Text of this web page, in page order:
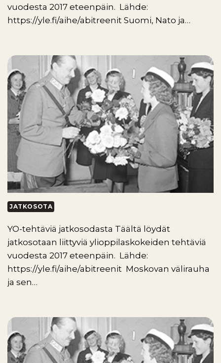
vuodesta 2017 eteenpäin. Lähde:
https://yle.fi/aihe/abitreenit Suomi, Nato ja…
JATKOSOTA
YO-tehtäviä jatkosodasta Täältä löydät
jatkosotaan liittyviä ylioppilaskokeiden tehtäviä
vuodesta 2017 eteenpäin. Lähde:
https://yle.fi/aihe/abitreenit Moskovan välirauha
ja sen…